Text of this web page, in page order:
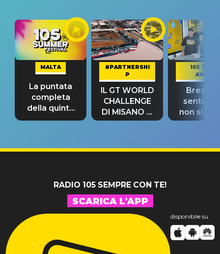
MALTA
La puntata
completa
della quinta
tappa
#PARTNERSHI
P
IL GT WORLD
CHALLENGE
DI MISANO si
riconferma
105 TAKE
AWAY
Bresh:
non si
fino alla
RADIO 105 SEMPRE CON TE!
SCARICA L'APP
disponibile su